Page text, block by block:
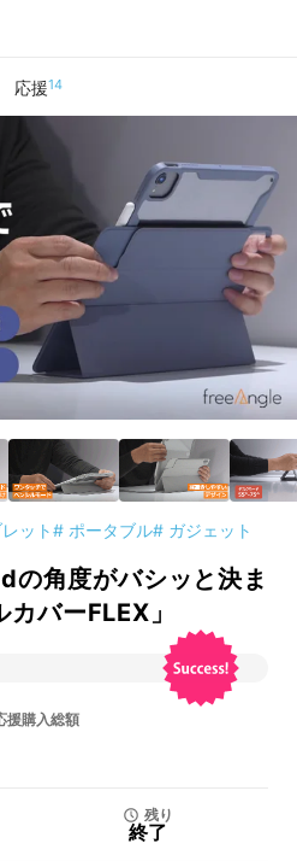
応援14
ット# ポータブル# ガジェット
の角度がバシッと決ま
バーFLEX」
援購入総額
残り
終了